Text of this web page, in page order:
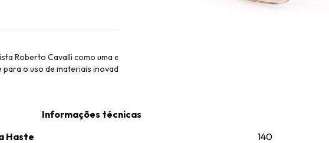
Roberto Cavalli como uma extensão da sua marca, direcionada a um público mais
o uso de materiais inovadores e gráficos experimentais.
Informações técnicas
Haste
140